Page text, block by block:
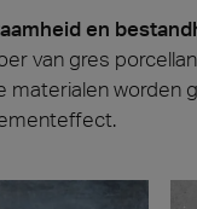
en
van gres
materialen worden